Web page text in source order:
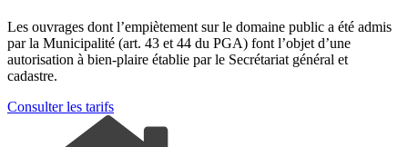
Les ouvrages dont l’empiètement sur le domaine public a été admis
par la Municipalité (art. 43 et 44 du PGA) font l’objet d’une
autorisation à bien-plaire établie par le Secrétariat général et
cadastre.
Consulter les tarifs